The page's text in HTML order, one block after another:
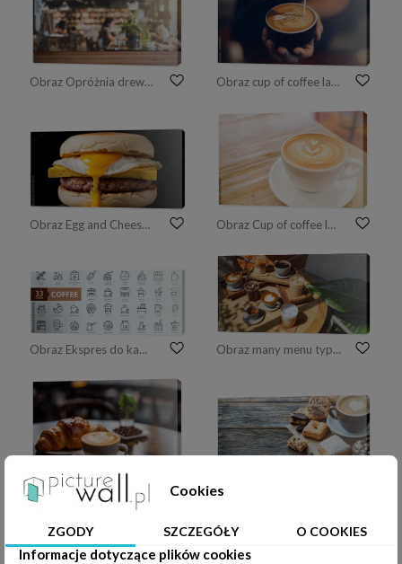
Obraz Opróżnia drewnianą stołową astronautyczną platformę i rozmytego defocused restauracyjnego wnętrze, rocznika brzmienie Obraz cup of coffee latte in coffee shop
Obraz Egg and Cheese Breakfast Sandwich. Obraz Cup of coffee latte art on wood table
Obraz Ekspres do kawy, kawiarnia, elementy kawiarni - minimalny zestaw ikon web cienka linia. Kolekcja ikony konspektu. Prosta wektorowa ilustracja. Obraz many menu type of coffee set on wooden table
Obraz croissant served with latte on a blurred cafe background Cookies
ZGODY SZCZEGÓŁY O COOKIES
Informacje dotyczące plików cookies